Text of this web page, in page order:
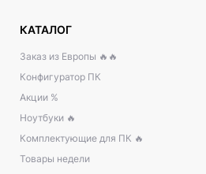
КАТАЛОГ
Заказ из Европы 🔥🔥
Конфигуратор ПК
Акции %
Ноутбуки 🔥
Комплектующие для ПК 🔥
Товары недели